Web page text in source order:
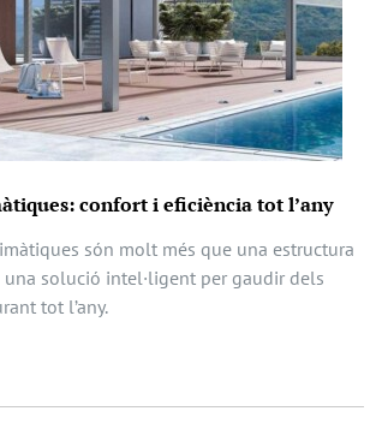
confort i eficiència tot l’any
són molt més que una estructura
una solució intel·ligent per gaudir dels
tot l’any.